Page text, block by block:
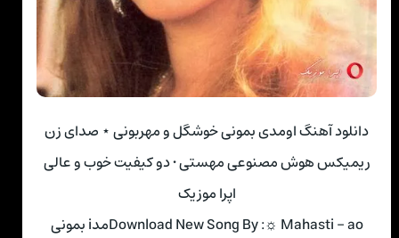
دانلود آهنگ اوﻣﺪی ﺑﻤﻮﻧﻰ ﺧﻮﺷﮕﻞ و ﻣﻬﺮﺑﻮﻧﻰ ⋆ صدای زن
ریمیکس هوش مصنوعی مهستی • دو کیفیت خوب و عالی
اپرا موزیک
Download New Song By :☼ Mahasti – aoﻣﺪi ﺑﻤﻮﻧﻰ